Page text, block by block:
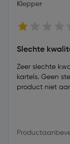
Klepper
Slechte
Zeer slechte
kartels. Geen
product niet